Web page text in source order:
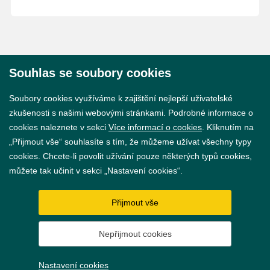
GDPR
Nastavení cookies
Souhlas se soubory cookies
Soubory cookies využíváme k zajištění nejlepší uživatelské
zkušenosti s našimi webovými stránkami. Podrobné informace o
cookies naleznete v sekci Více informací o cookies . Kliknutím na
„Přijmout vše“ souhlasíte s tím, že můžeme užívat všechny typy
cookies. Chcete-li povolit užívání pouze některých typů cookies,
můžete tak učinit v sekci „Nastavení cookies“.
Přijmout vše
Nepřijmout cookies
Nastavení cookies